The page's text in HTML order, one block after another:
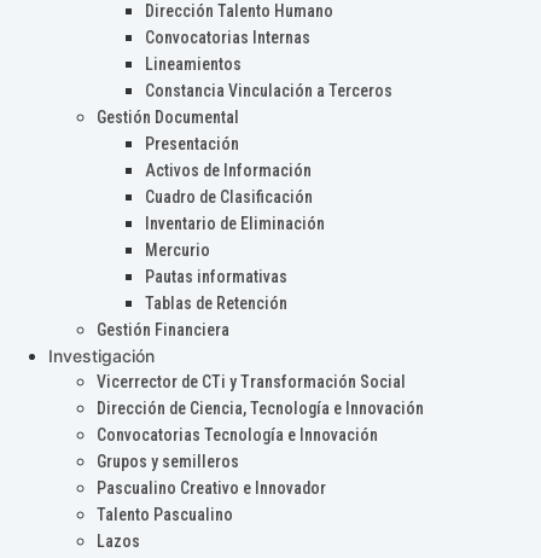
Dirección Talento Humano
Convocatorias Internas
Lineamientos
Constancia Vinculación a Terceros
Gestión Documental
Presentación
Activos de Información
Cuadro de Clasificación
Inventario de Eliminación
Mercurio
Pautas informativas
Tablas de Retención
Gestión Financiera
Investigación
Vicerrector de CTi y Transformación Social
Dirección de Ciencia, Tecnología e Innovación
Convocatorias Tecnología e Innovación
Grupos y semilleros
Pascualino Creativo e Innovador
Talento Pascualino
Lazos